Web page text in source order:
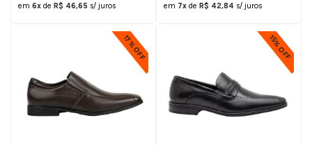
em 6x de R$ 46,65 s/ juros em 7x de R$ 42,84 s/ juros
17% OFF 15% OFF